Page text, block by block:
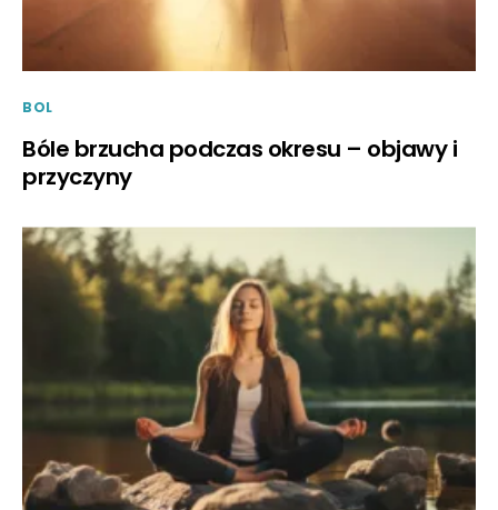
BOL
Bóle brzucha podczas okresu – objawy i
przyczyny